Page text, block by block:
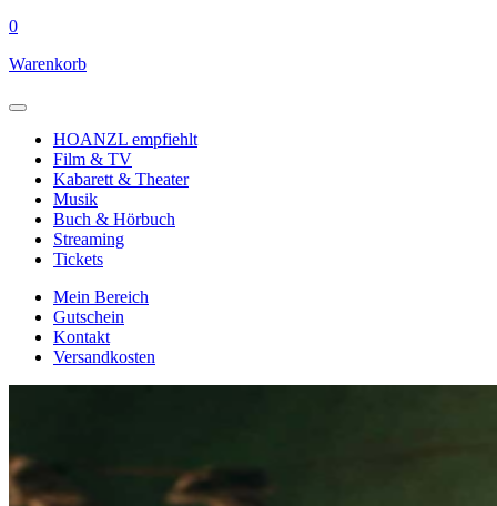
0
Warenkorb
HOANZL empfiehlt
Film & TV
Kabarett & Theater
Musik
Buch & Hörbuch
Streaming
Tickets
Mein Bereich
Gutschein
Kontakt
Versandkosten